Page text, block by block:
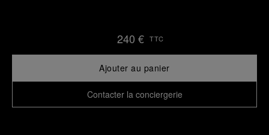
240 € TTC
Ajouter au panier
Contacter la conciergerie